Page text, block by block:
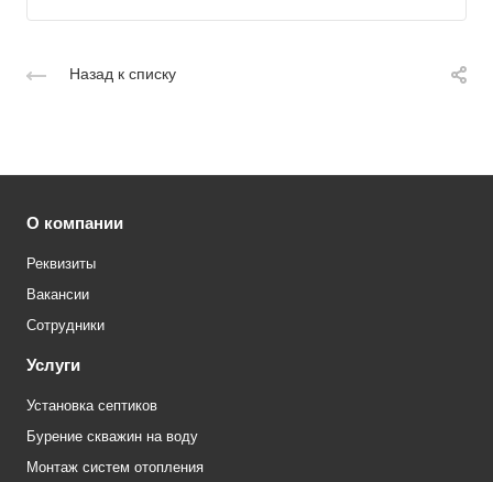
Назад к списку
О компании
Реквизиты
Вакансии
Сотрудники
Услуги
Установка септиков
Бурение скважин на воду
Монтаж систем отопления